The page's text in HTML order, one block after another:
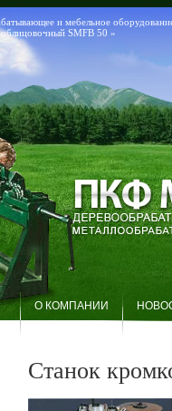
и мебельное
SMFB 50 »
О КОМПАНИИ
Станок